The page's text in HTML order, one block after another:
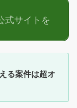
式サイトを
る案件は超オ